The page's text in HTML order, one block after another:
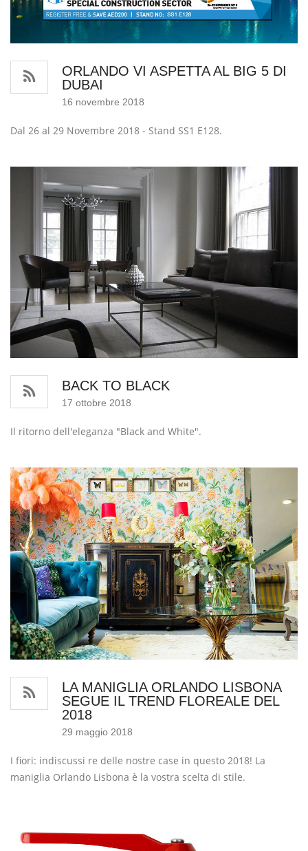
ORLANDO VI ASPETTA AL BIG 5 DI
DUBAI
16 novembre 2018
Dal 26 al 29 Novembre 2018 - Stand SS1 E128.
BACK TO BLACK
17 ottobre 2018
Il ritorno dell'eleganza "Black and White".
LA MANIGLIA ORLANDO LISBONA
SEGUE IL TREND FLOREALE DEL
2018
29 maggio 2018
I fiori: indiscussi re delle nostre case in questo 2018! La
maniglia Orlando Lisbona è la vostra scelta di stile.